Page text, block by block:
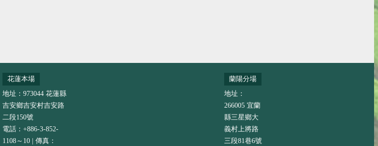
花蓮本場
地址：973044 花蓮縣
吉安鄉吉安村吉安路
二段150號
電話：+886-3-852-
1108～10 | 傳真：
蘭陽分場
地址：
266005 宜蘭
縣三星鄉大
義村上將路
三段81巷6號